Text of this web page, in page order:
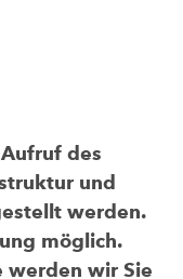
des
und
werden.
möglich.
werden wir Sie